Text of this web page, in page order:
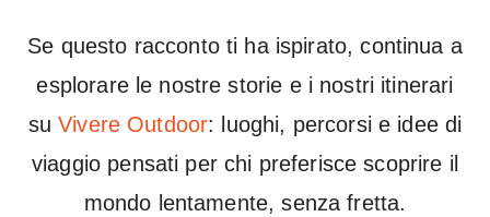
Se questo racconto ti ha ispirato, continua a
esplorare le nostre storie e i nostri itinerari
suVivere Outdoor: luoghi, percorsi e idee di
viaggio pensati per chi preferisce scoprire il
mondo lentamente, senza fretta.